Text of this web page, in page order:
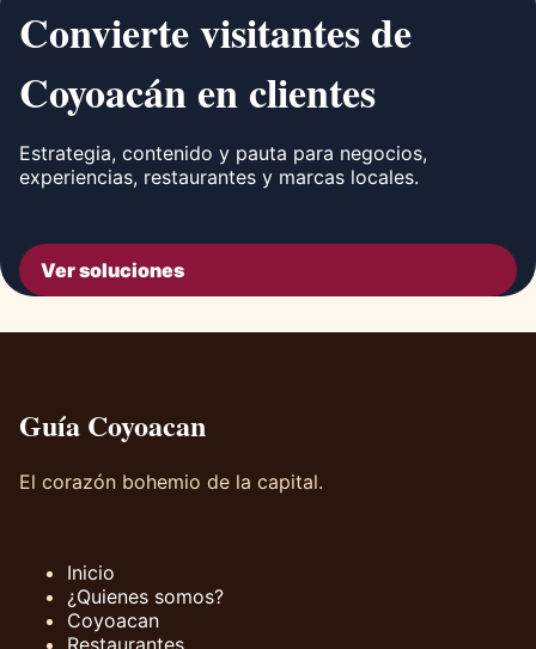
Convierte visitantes de
Coyoacán en clientes
Estrategia, contenido y pauta para negocios,
experiencias, restaurantes y marcas locales.
Ver soluciones
Guía Coyoacan
El corazón bohemio de la capital.
Inicio
¿Quienes somos?
Coyoacan
Restaurantes